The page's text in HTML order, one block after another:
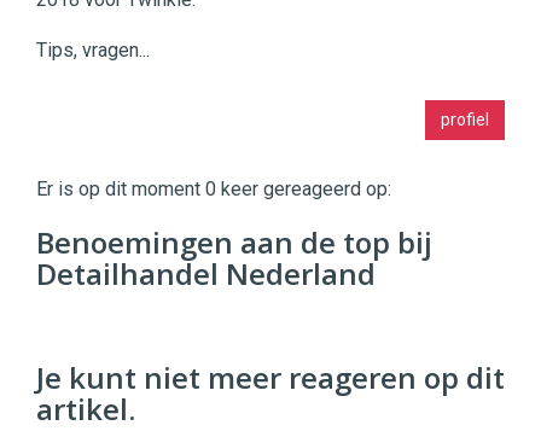
Tips, vragen...
profiel
Commerce https://twinklemagazine.nl
9654
Er is op dit moment 0 keer gereageerd op:
Benoemingen aan de top bij
Detailhandel Nederland
Je kunt niet meer reageren op dit
artikel.